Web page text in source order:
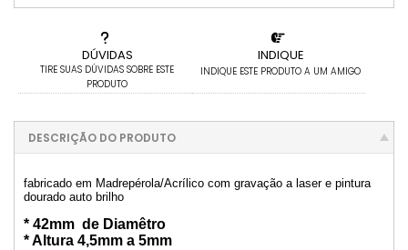
DÚVIDAS
TIRE SUAS DÚVIDAS SOBRE ESTE
PRODUTO
INDIQUE
INDIQUE ESTE PRODUTO A UM AMIGO
DESCRIÇÃO DO PRODUTO
fabricado em Madrepérola/Acrílico com gravação a laser e pintura
dourado auto brilho
* 42mm de Diamêtro
* Altura 4,5mm a 5mm